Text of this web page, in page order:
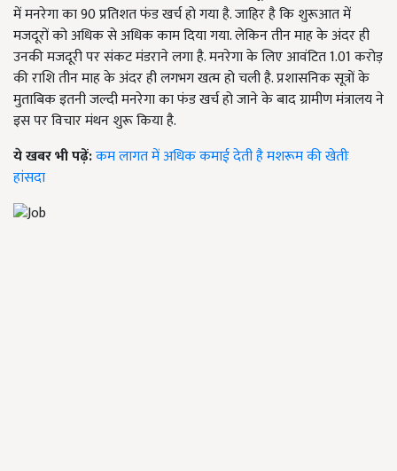
में मनरेगा का 90 प्रतिशत फंड खर्च हो गया है. जाहिर है कि शुरूआत में
मजदूरों को अधिक से अधिक काम दिया गया. लेकिन तीन माह के अंदर ही
उनकी मजदूरी पर संकट मंडराने लगा है. मनरेगा के लिए आवंटित 1.01 करोड़
की राशि तीन माह के अंदर ही लगभग खत्म हो चली है. प्रशासनिक सूत्रों के
मुताबिक इतनी जल्दी मनरेगा का फंड खर्च हो जाने के बाद ग्रामीण मंत्रालय ने
इस पर विचार मंथन शुरू किया है.
ये खबर भी पढ़ें:कम लागत में अधिक कमाई देती है मशरूम की खेतीः
हांसदा